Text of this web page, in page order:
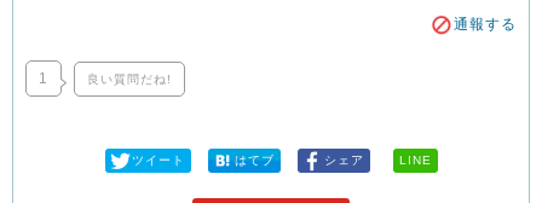
通報する
1 良い質問だね!
ツイート はてブ シェア LINE